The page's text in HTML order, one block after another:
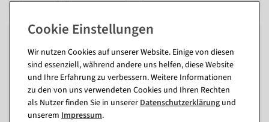
%
Wir nutzen Cookies auf unserer Website. Einige von diesen
sind essenziell, während andere uns helfen, diese Website
und Ihre Erfahrung zu verbessern. Weitere Informationen
zu den von uns verwendeten Cookies und Ihren Rechten
als Nutzer finden Sie in unsererDaten­schutz­erklärung und
unserem Impressum.